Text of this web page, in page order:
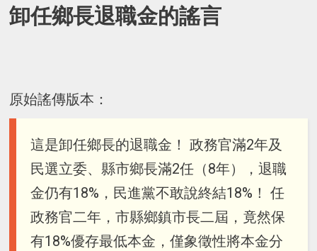
卸任鄉長退職金的謠言
原始謠傳版本：
這是卸任鄉長的退職金！ 政務官滿2年及
民選立委、縣市鄉長滿2任（8年），退職
金仍有18%，民進黨不敢說終結18%！ 任
政務官二年，市縣鄉鎮市長二屆，竟然保
有18%優存最低本金，僅象徵性將本金分